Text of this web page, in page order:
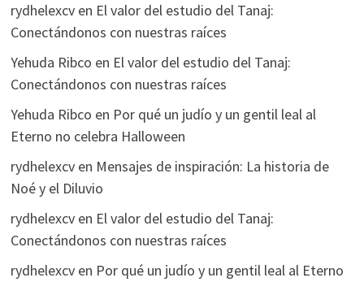
rydhelexcven El valor del estudio del Tanaj:
Conectándonos con nuestras raíces
Yehuda Ribco en El valor del estudio del Tanaj:
Conectándonos con nuestras raíces
Yehuda Ribco en Por qué un judío y un gentil leal al
Eterno no celebra Halloween
rydhelexcven Mensajes de inspiración: La historia de
Noé y el Diluvio
rydhelexcven El valor del estudio del Tanaj:
Conectándonos con nuestras raíces
rydhelexcven Por qué un judío y un gentil leal al Eterno